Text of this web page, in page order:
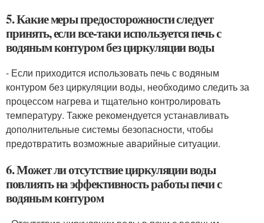
5. Какие меры предосторожности следует
принять, если все-таки используется печь с
водяным контуром без циркуляции воды
- Если приходится использовать печь с водяным
контуром без циркуляции воды, необходимо следить за
процессом нагрева и тщательно контролировать
температуру. Также рекомендуется устанавливать
дополнительные системы безопасности, чтобы
предотвратить возможные аварийные ситуации.
6. Может ли отсутствие циркуляции воды
повлиять на эффективность работы печи с
водяным контуром